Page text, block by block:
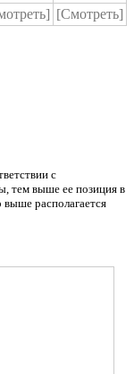
[Смотреть]
с
тем выше ее позиция в
располагается